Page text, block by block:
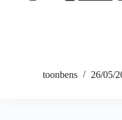
toonbens 26/05/